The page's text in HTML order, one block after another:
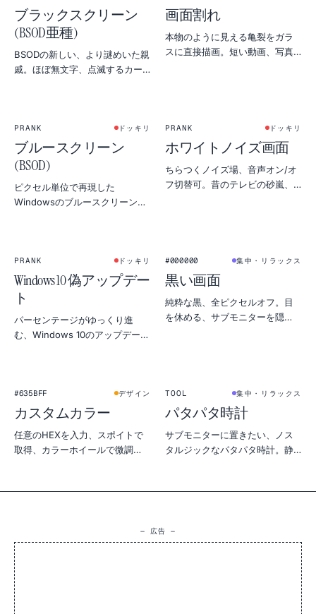
ブラックスクリーン
(BSOD亜種)
BSODの新しい、より謎めいた親
戚。ほぼ無文字、点滅するカー
画面割れ
本物のように見える亀裂をガラ
スに直接描画。短い動画、写真
PRANK ドッキリ
ブルースクリーン
(BSOD)
ピクセル単位で再現した
Windowsのブルースクリーン。
PRANK ドッキリ
ホワイトノイズ画面
ちらつくノイズ場、音声オン/オ
フ切替可。昔のテレビの砂嵐、
PRANK ドッキリ
Windows 10 偽アップデー
ト
パーセンテージがゆっくり進
む、Windows 10のアップデート
★
#000000 集中・リラックス
黒い画面
純粋な黒、全ピクセルオフ。目
を休める、サブモニターを隠
★
#635BFF デザイン
カスタムカラー
任意のHEXを入力、スポイトで
取得、カラーホイールで微調
1 4 5
FLIP CLOCK ★
TOOL 集中・リラックス
パタパタ時計
サブモニターに置きたい、ノス
タルジックなパタパタ時計。静
ーに。
— 広告 —